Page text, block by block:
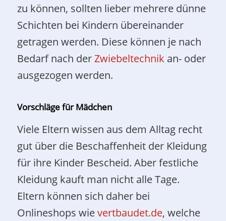
zu können, sollten lieber mehrere dünne
Schichten bei Kindern übereinander
getragen werden. Diese können je nach
Bedarf nach derZwiebeltechnik an- oder
ausgezogen werden.
Vorschläge für Mädchen
Viele Eltern wissen aus dem Alltag recht
gut über die Beschaffenheit der Kleidung
für ihre Kinder Bescheid. Aber festliche
Kleidung kauft man nicht alle Tage.
Eltern können sich daher bei
Onlineshops wievertbaudet.de, welche